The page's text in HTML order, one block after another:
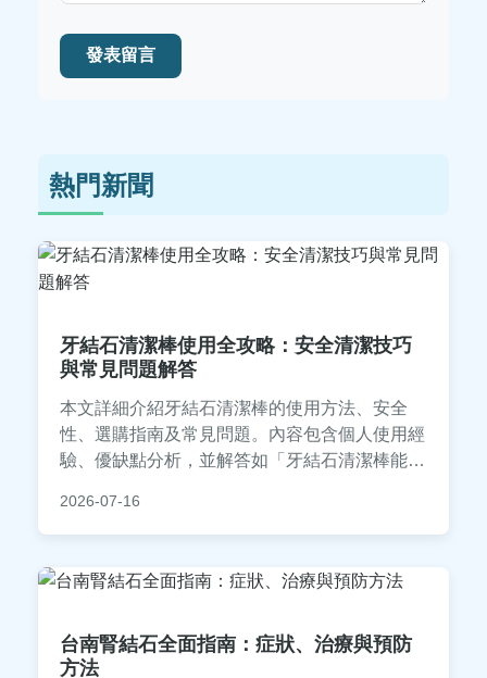
發表留言
熱門新聞
牙結石清潔棒使用全攻略：安全清潔技巧
與常見問題解答
本文詳細介紹牙結石清潔棒的使用方法、安全
性、選購指南及常見問題。內容包含個人使用經
驗、優缺點分析，並解答如「牙結石清潔棒能替
石，維護口腔健康。適合初次使用或想提升技巧
的讀者參考。
2026-07-16
台南腎結石全面指南：症狀、治療與預防
方法